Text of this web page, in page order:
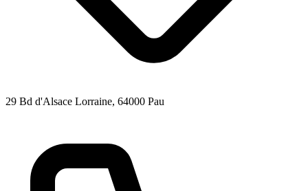
29 Bd d'Alsace Lorraine, 64000 Pau